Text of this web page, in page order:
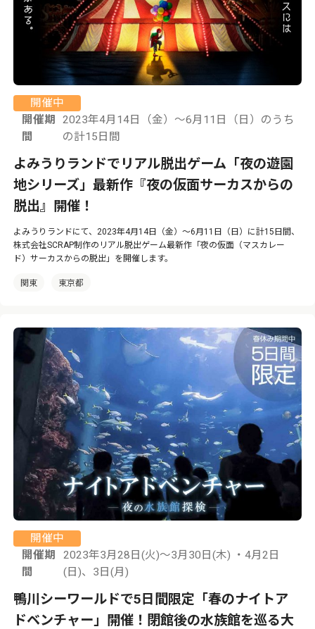
開催中
開催期
間
2023年4月14日（金）～6月11日（日）のうち
の計15日間
よみうりランドでリアル脱出ゲーム「夜の遊園
地シリーズ」最新作『夜の仮面サーカスからの
脱出』開催！
よみうりランドにて、2023年4月14日（金）～6月11日（日）に計15日間、
株式会社SCRAP制作のリアル脱出ゲーム最新作「夜の仮面（マスカレー
ド）サーカスからの脱出」を開催します。
関東 東京都
開催中
開催期
間
2023年3月28日(火)～3月30日(木) ・4月2日
(日)、3日(月)
鴨川シーワールドで5日間限定「春のナイトア
ドベンチャー」開催！閉館後の水族館を巡る大